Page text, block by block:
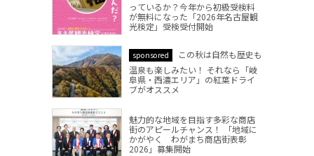
っているか？今年から初級受検料
が無料になった「2026年名古屋観
光検定」受検受付開始
sponsored
この秋は自然も歴史も
温泉も楽しみたい！ それなら「岐
阜県・西濃エリア」の紅葉ドライ
ブがオススメ
魅力的な地域を目指す多彩な商店
街のアピールチャンス！ 「地域に
かがやく わがまち商店街表彰
2026」募集開始